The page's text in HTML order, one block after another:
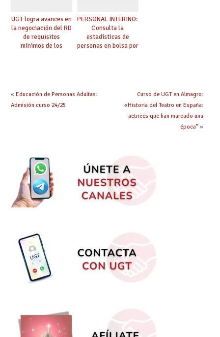
UGT logra avances en
la negociación del RD
de requisitos
mínimos de los
la mayor agilidad
posible
PERSONAL INTERINO:
Consulta la
estadísticas de
personas en bolsa por
« Educación de Personas Adultas:
Admisión curso 24/25
Curso de UGT en Almagro:
«Historia del Teatro en España:
actrices que han marcado una
época”»